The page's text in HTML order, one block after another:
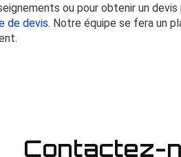
ou pour obtenir un devis
de devis. Notre équipe se fera un
Contactez-